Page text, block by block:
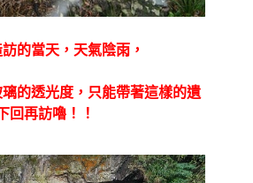
的當天，天氣陰雨，
的透光度，只能帶著這樣的遺
回再訪嚕！！